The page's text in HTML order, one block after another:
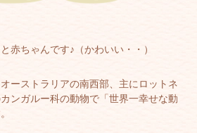
赤ちゃんです♪（かわいい・・）
ーストラリアの南西部、主にロットネ
ンガルー科の動物で「世界一幸せな動